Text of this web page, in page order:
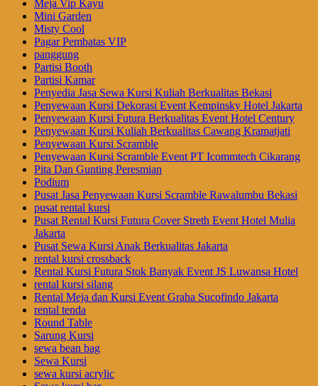
Meja Vip Kayu
Mini Garden
Misty Cool
Pagar Pembatas VIP
panggung
Partisi Booth
Partisi Kamar
Penyedia Jasa Sewa Kursi Kuliah Berkualitas Bekasi
Penyewaan Kursi Dekorasi Event Kempinsky Hotel Jakarta
Penyewaan Kursi Futura Berkualitas Event Hotel Century
Penyewaan Kursi Kuliah Berkualitas Cawang Kramatjati
Penyewaan Kursi Scramble
Penyewaan Kursi Scramble Event PT Icommtech Cikarang
Pita Dan Gunting Peresmian
Podium
Pusat Jasa Penyewaan Kursi Scramble Rawalumbu Bekasi
pusat rental kursi
Pusat Rental Kursi Futura Cover Streth Event Hotel Mulia
Jakarta
Pusat Sewa Kursi Anak Berkualitas Jakarta
rental kursi crossback
Rental Kursi Futura Stok Banyak Event JS Luwansa Hotel
rental kursi silang
Rental Meja dan Kursi Event Graha Sucofindo Jakarta
rental tenda
Round Table
Sarung Kursi
sewa bean bag
Sewa Kursi
sewa kursi acrylic